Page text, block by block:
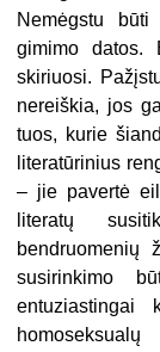
Nemėgstu
gimimo
skiriuosi.
nereiškia, jos
tuos, kurie
literatūrinius
– jie pavertė
literatų
bendruomenių
susirinkimo
entuziastingai